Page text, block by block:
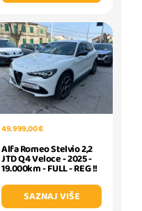
49.999,00 €
Alfa Romeo Stelvio 2,2
JTD Q4 Veloce - 2025 -
19.000km - FULL - REG !!
SAZNAJ VIŠE